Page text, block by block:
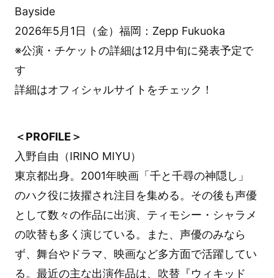
Bayside
2026年5月1日（金）福岡：Zepp Fukuoka
※公演・チケットの詳細は12月中旬に発表予定で
す
詳細はオフィシャルサイトをチェック！
＜PROFILE＞
入野自由（IRINO MIYU）
東京都出身。2001年映画「千と千尋の神隠し」
のハク役に抜擢され注目を集める。その後も声優
として数々の作品に出演、ティモシー・シャラメ
の吹替も多く演じている。また、声優のみなら
ず、舞台やドラマ、映画など多方面で活躍してい
る。最近の主な出演作品は、吹替『ウィキッド